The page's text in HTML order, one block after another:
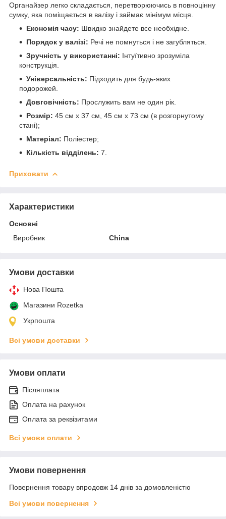
Органайзер легко складається, перетворюючись в повноцінну
сумку, яка поміщається в валізу і займає мінімум місця.
Економія часу: Швидко знайдете все необхідне.
Порядок у валізі: Речі не помнуться і не загубляться.
Зручність у використанні: Інтуїтивно зрозуміла
конструкція.
Універсальність: Підходить для будь-яких
подорожей.
Довговічність: Прослужить вам не один рік.
Розмір: 45 см х 37 см, 45 см х 73 см (в розгорнутому
стані);
Матеріал: Поліестер;
Кількість відділень: 7.
Приховати
Характеристики
Основні
Виробник
China
Умови доставки
Нова Пошта
Магазини Rozetka
Укрпошта
Всі умови доставки
Умови оплати
Післяплата
Оплата на рахунок
Оплата за реквізитами
Всі умови оплати
Умови повернення
Повернення товару впродовж 14 днів за домовленістю
Всі умови повернення